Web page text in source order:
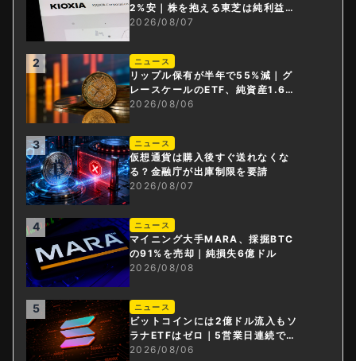
2%安｜株を抱える東芝は純利益3
0倍
2026/08/07
2 ニュース
リップル保有が半年で55%減｜グ
レースケールのETF、純資産1.6億
ドル減
2026/08/06
3 ニュース
仮想通貨は購入後すぐ送れなくな
る？金融庁が出庫制限を要請
2026/08/07
4 ニュース
マイニング大手MARA、採掘BTC
の91%を売却｜純損失6億ドル
2026/08/08
5 ニュース
ビットコインには2億ドル流入もソ
ラナETFはゼロ｜5営業日連続で停
止
2026/08/06